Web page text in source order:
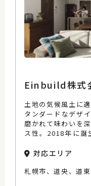
Einbuild株式
土地の気候風土に
タンダードなデザ
磨かれて味わいを
ス性。2018年に
もにいつまでも愛
のために、北海道
対応エリア
札幌市、道央、道